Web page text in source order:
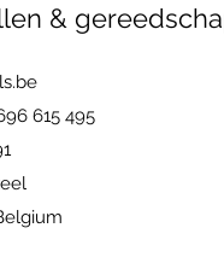
&
615 495